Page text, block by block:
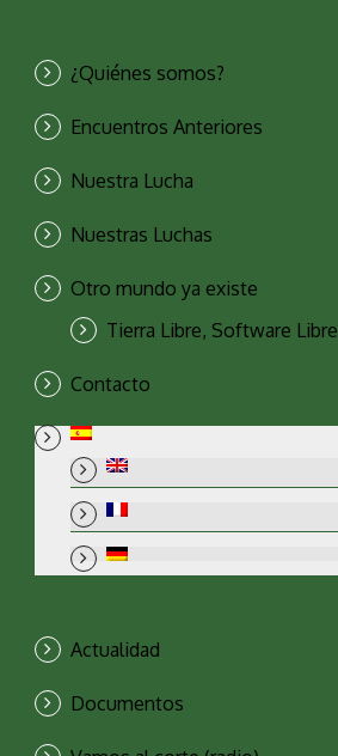
¿Quiénes somos?
Encuentros Anteriores
Nuestra Lucha
Nuestras Luchas
Otro mundo ya existe
Tierra Libre, Software Libre
Contacto
Actualidad
Documentos